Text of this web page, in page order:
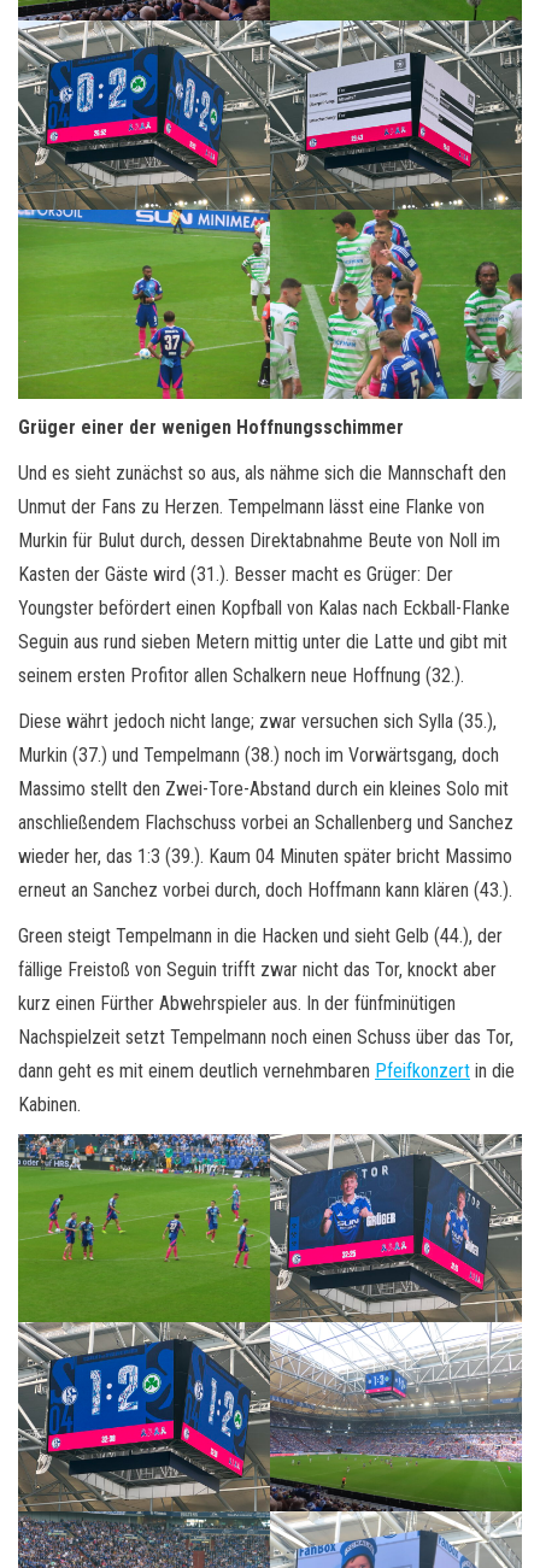
Grüger einer der wenigen Hoffnungsschimmer
Und es sieht zunächst so aus, als nähme sich die Mannschaft den
Unmut der Fans zu Herzen. Tempelmann lässt eine Flanke von
Murkin für Bulut durch, dessen Direktabnahme Beute von Noll im
Kasten der Gäste wird (31.). Besser macht es Grüger: Der
Youngster befördert einen Kopfball von Kalas nach Eckball-Flanke
Seguin aus rund sieben Metern mittig unter die Latte und gibt mit
seinem ersten Profitor allen Schalkern neue Hoffnung (32.).
Diese währt jedoch nicht lange; zwar versuchen sich Sylla (35.),
Murkin (37.) und Tempelmann (38.) noch im Vorwärtsgang, doch
Massimo stellt den Zwei-Tore-Abstand durch ein kleines Solo mit
anschließendem Flachschuss vorbei an Schallenberg und Sanchez
wieder her, das 1:3 (39.). Kaum 04 Minuten später bricht Massimo
erneut an Sanchez vorbei durch, doch Hoffmann kann klären (43.).
Green steigt Tempelmann in die Hacken und sieht Gelb (44.), der
fällige Freistoß von Seguin trifft zwar nicht das Tor, knockt aber
kurz einen Fürther Abwehrspieler aus. In der fünfminütigen
Nachspielzeit setzt Tempelmann noch einen Schuss über das Tor,
dann geht es mit einem deutlich vernehmbaren Pfeifkonzert in die
Kabinen.